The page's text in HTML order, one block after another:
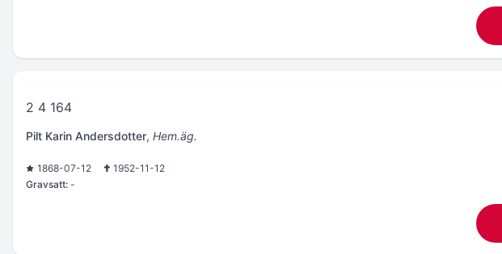
2 4 164
Pilt Karin Andersdotter, Hem.äg.
1868-07-12
1952-11-12
Gravsatt: -